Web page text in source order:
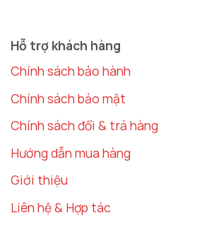
tường đẹpnày còn phù hợp với các
thương mại khác như quán cà phê,
showroom. Sự hiện diện của gương
tăng tính thẩm mỹ mà còn thu hút
ấn tượng sâu sắc với khách hàng.
Hỗ trợ khách hàng
Chính sách bảo hành
Chính sách bảo mật
Chính sách đổi & trả hàng
Hướng dẫn mua hàng
Giới thiệu
Liên hệ & Hợp tác